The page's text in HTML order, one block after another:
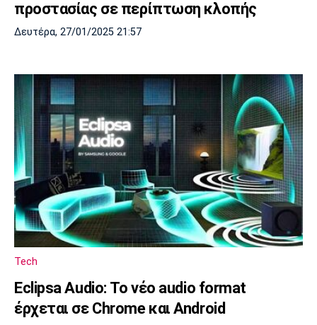
προστασίας σε περίπτωση κλοπής
Δευτέρα, 27/01/2025 21:57
Tech
Eclipsa Audio: Το νέο audio format
έρχεται σε Chrome και Android